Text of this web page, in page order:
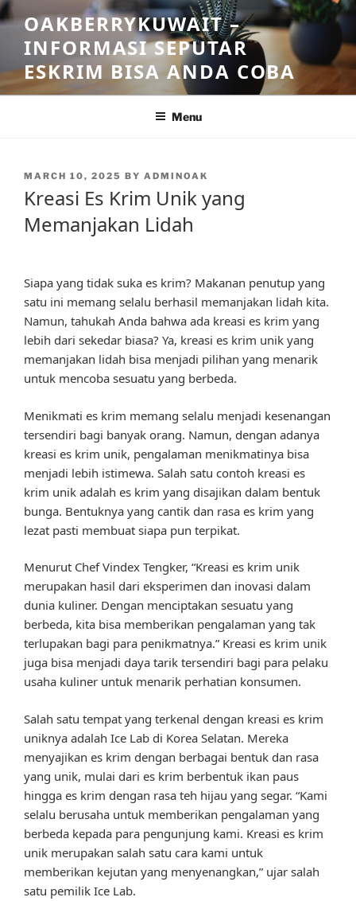
Skip
to
content
OAKBERRYKUWAIT –
INFORMASI SEPUTAR
ESKRIM BISA ANDA COBA
Menu
POSTED
MARCH 10, 2025 BY ADMINOAK
Kreasi Es Krim Unik yang
Memanjakan Lidah
Siapa yang tidak suka es krim? Makanan penutup yang
satu ini memang selalu berhasil memanjakan lidah kita.
Namun, tahukah Anda bahwa ada kreasi es krim yang
lebih dari sekedar biasa? Ya, kreasi es krim unik yang
memanjakan lidah bisa menjadi pilihan yang menarik
untuk mencoba sesuatu yang berbeda.
Menikmati es krim memang selalu menjadi kesenangan
tersendiri bagi banyak orang. Namun, dengan adanya
kreasi es krim unik, pengalaman menikmatinya bisa
menjadi lebih istimewa. Salah satu contoh kreasi es
krim unik adalah es krim yang disajikan dalam bentuk
bunga. Bentuknya yang cantik dan rasa es krim yang
lezat pasti membuat siapa pun terpikat.
Menurut Chef Vindex Tengker, “Kreasi es krim unik
merupakan hasil dari eksperimen dan inovasi dalam
dunia kuliner. Dengan menciptakan sesuatu yang
berbeda, kita bisa memberikan pengalaman yang tak
terlupakan bagi para penikmatnya.” Kreasi es krim unik
juga bisa menjadi daya tarik tersendiri bagi para pelaku
usaha kuliner untuk menarik perhatian konsumen.
Salah satu tempat yang terkenal dengan kreasi es krim
uniknya adalah Ice Lab di Korea Selatan. Mereka
menyajikan es krim dengan berbagai bentuk dan rasa
yang unik, mulai dari es krim berbentuk ikan paus
hingga es krim dengan rasa teh hijau yang segar. “Kami
selalu berusaha untuk memberikan pengalaman yang
berbeda kepada para pengunjung kami. Kreasi es krim
unik merupakan salah satu cara kami untuk
memberikan kejutan yang menyenangkan,” ujar salah
satu pemilik Ice Lab.